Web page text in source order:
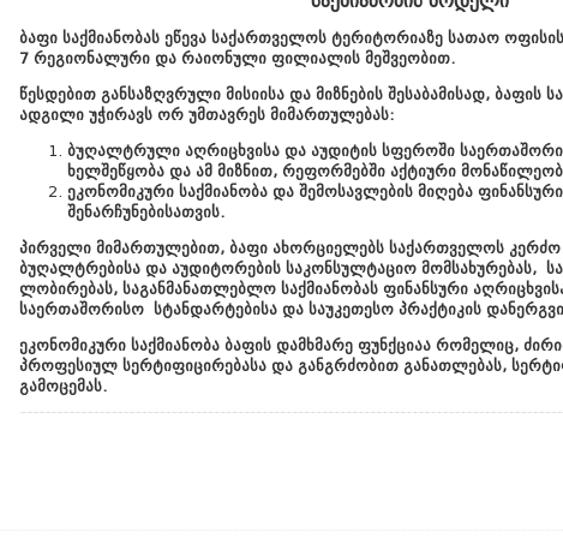
ბაფი საქმიანობას ეწევა საქართველოს ტერიტორიაზე სათაო
7 რეგიონალური და რაიონული ფილიალის მეშვეობით.
წესდებით განსაზღვრული მისიისა და მიზნების შესაბამისად, ბაფის
ადგილი უჭირავს ორ უმთავრეს მიმართულებას:
ბუღალტრული აღრიცხვისა და აუდიტის სფეროში
ხელშეწყობა და ამ მიზნით, რეფორმებში აქტიური
ეკონომიკური საქმიანობა და შემოსავლების მიღება ფინანსური
შენარჩუნებისათვის.
პირველი მიმართულებით, ბაფი ახორციელებს საქართველოს კერძო
ბუღალტრებისა და აუდიტორების საკონსულტაციო მომსახურებას,
ლობირებას, საგანმანათლებლო საქმიანობას ფინანსური
საერთაშორისო სტანდარტებისა და საუკეთესო პრაქტიკის
ეკონომიკური საქმიანობა ბაფის დამხმარე ფუნქციაა რომელიც,
პროფესიულ სერტიფიცირებასა და განგრძობით განათლებას,
გამოცემას.